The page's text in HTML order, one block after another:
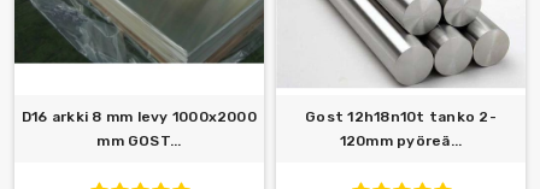
D16 arkki 8 mm levy 1000x2000
mm GOST...
Gost 12h18n10t tanko 2-
120mm pyöreä...